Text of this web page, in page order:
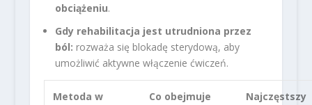
obciążeniu.
Gdy rehabilitacja jest utrudniona przez
ból: rozważa się blokadę sterydową, aby
umożliwić aktywne włączenie ćwiczeń.
Metoda w
Co obejmuje
Najczęstszy